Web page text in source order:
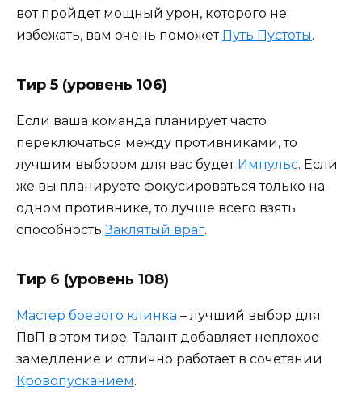
вот пройдет мощный урон, которого не
избежать, вам очень поможет Путь Пустоты.
Тир 5 (уровень 106)
Если ваша команда планирует часто
переключаться между противниками, то
лучшим выбором для вас будет Импульс. Если
же вы планируете фокусироваться только на
одном противнике, то лучше всего взять
способностьЗаклятый враг.
Тир 6 (уровень 108)
Мастер боевого клинка – лучший выбор для
ПвП в этом тире. Талант добавляет неплохое
замедление и отлично работает в сочетании
Кровопусканием.